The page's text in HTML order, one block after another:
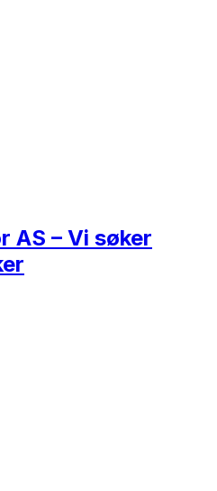
AS – Vi søker